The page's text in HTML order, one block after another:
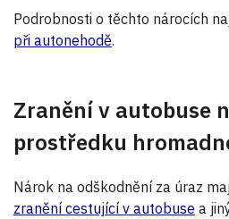
Podrobnosti o těchto nárocích
při autonehodě.
Zranění v autobuse
prostředku
Nárok na odškodnění za úraz
zranění cestující v autobuse a